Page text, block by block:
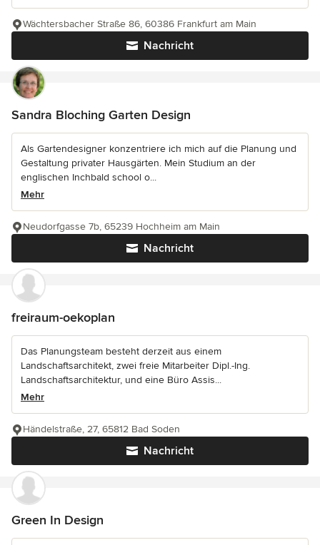
Nachricht
Wächtersbacher Straße 86, 60386 Frankfurt am Main
Sandra Bloching Garten Design
Als Gartendesigner konzentriere ich mich auf die Planung und
Gestaltung privater Hausgärten. Mein Studium an der
englischen Inchbald school o...
Mehr
Nachricht
Neudorfgasse 7b, 65239 Hochheim am Main
freiraum-oekoplan
Das Planungsteam besteht derzeit aus einem
Landschaftsarchitekt, zwei freie Mitarbeiter Dipl.-Ing.
Landschaftsarchitektur, und eine Büro Assis...
Mehr
Nachricht
Händelstraße, 27, 65812 Bad Soden
Green In Design